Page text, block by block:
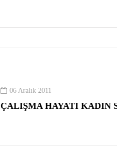
06 Aralık 2011
ÇALIŞMA HAYATI KADIN